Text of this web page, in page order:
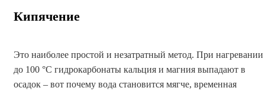
Кипячение
Это наиболее простой и незатратный метод. При нагревании
до 100 °С гидрокарбонаты кальция и магния выпадают в
осадок – вот почему вода становится мягче, временная